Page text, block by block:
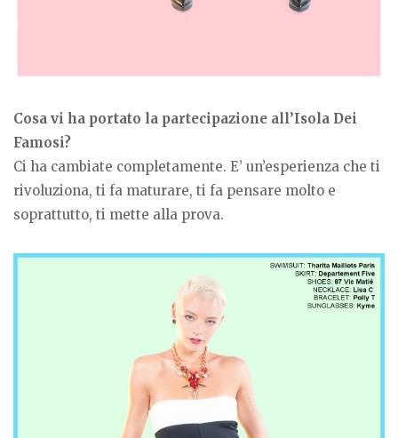
Cosa vi ha portato la partecipazione all’Isola Dei
Famosi?
Ci ha cambiate completamente. E’ un’esperienza che ti
rivoluziona, ti fa maturare, ti fa pensare molto e
soprattutto, ti mette alla prova.